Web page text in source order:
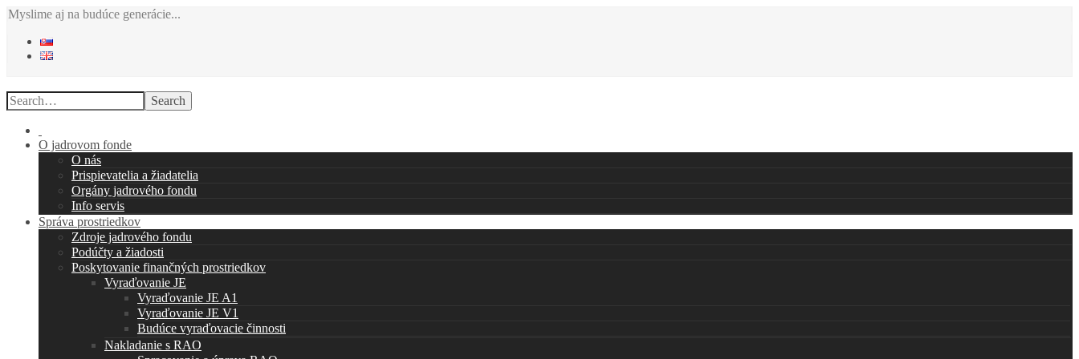
Myslime aj na budúce generácie...
Search
O jadrovom fonde
O nás
Prispievatelia a žiadatelia
Orgány jadrového fondu
Info servis
Správa prostriedkov
Zdroje jadrového fondu
Podúčty a žiadosti
Poskytovanie finančných prostriedkov
Vyraďovanie JE
Vyraďovanie JE A1
Vyraďovanie JE V1
Budúce vyraďovacie činnosti
Nakladanie s RAO